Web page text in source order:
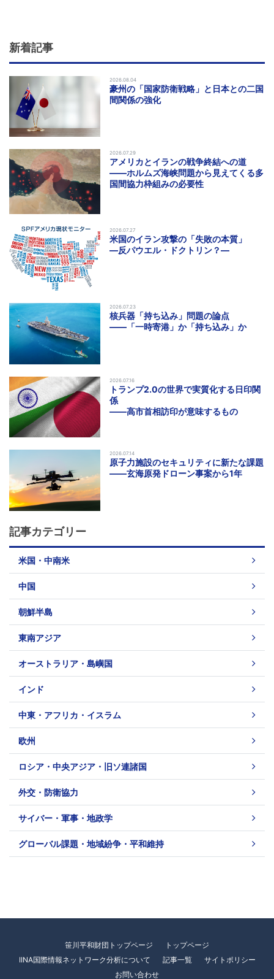
新着記事
2026.08.04
豪州の「国家防衛戦略」と日本との二国
間関係の強化
2026.07.29
アメリカとイランの戦争終結への道
――ホルムズ海峡問題から見えてくる多
国間協力枠組みの必要性
2026.07.27
米国のイラン攻撃の「失敗の本質」
―反パウエル・ドクトリン？―
2026.07.23
核兵器「持ち込み」問題の論点
――「一時寄港」か「持ち込み」か
2026.07.16
トランプ2.0の世界で実質化する日印関
係
――高市首相訪印が意味するもの
2026.07.14
原子力施設のセキュリティに新たな課題
――玄海原発ドローン事案から1年
記事カテゴリー
米国・中南米
中国
朝鮮半島
東南アジア
オーストラリア・島嶼国
インド
中東・アフリカ・イスラム
欧州
ロシア・中央アジア・旧ソ連諸国
外交・防衛協力
サイバー・軍事・地政学
グローバル課題・地域紛争・平和維持
笹川平和財団トップページ
トップページ
IINA国際情報ネットワーク分析について
記事一覧
サイトポリシー
お問い合わせ